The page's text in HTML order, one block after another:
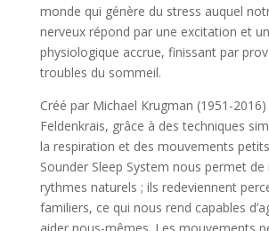
monde qui génère du stress auquel
nerveux répond par une excitation et
physiologique accrue, finissant par
troubles du sommeil.
Créé par Michael Krugman (1951-
Feldenkrais, grâce à des techniques
la respiration et des mouvements
Sounder Sleep System nous permet
rythmes naturels ; ils redeviennent
familiers, ce qui nous rend capables